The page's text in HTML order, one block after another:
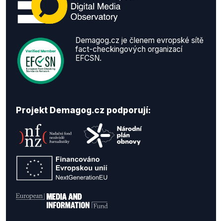
Demagog.cz je členem evropské sítě
fact-checkingových organizací
EFCSN.
Projekt Demagog.cz podporují: